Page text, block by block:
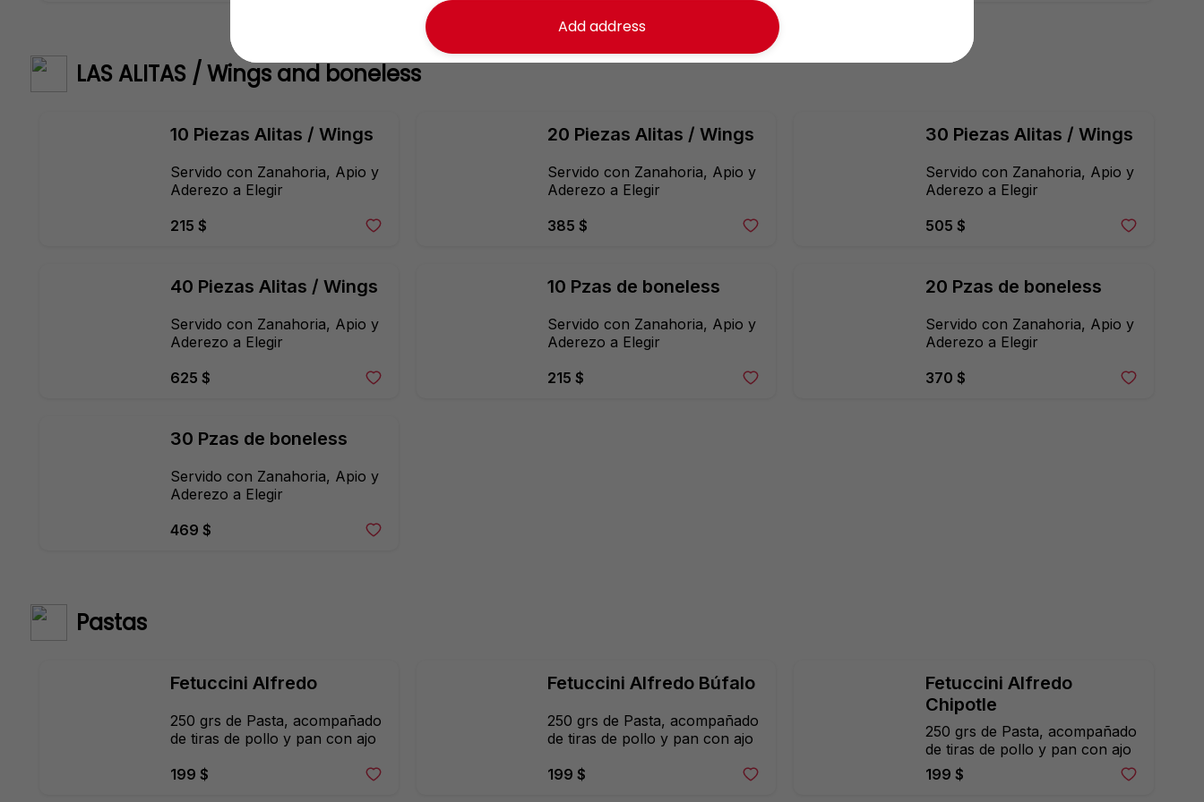
LAS ALITAS / Wings and boneless
10 Piezas Alitas / Wings
Servido con Zanahoria, Apio y
Aderezo a Elegir
215 $
20 Piezas Alitas / Wings
Servido con Zanahoria, Apio y
Aderezo a Elegir
385 $
30 Piezas Alitas / Wings
Servido con Zanahoria, Apio y
Aderezo a Elegir
505 $
40 Piezas Alitas / Wings
Servido con Zanahoria, Apio y
Aderezo a Elegir
625 $
10 Pzas de boneless
Servido con Zanahoria, Apio y
Aderezo a Elegir
215 $
20 Pzas de boneless
Servido con Zanahoria, Apio y
Aderezo a Elegir
370 $
30 Pzas de boneless
Servido con Zanahoria, Apio y
Aderezo a Elegir
469 $
Pastas
Fetuccini Alfredo
250 grs de Pasta, acompañado
de tiras de pollo y pan con ajo
199 $
Fetuccini Alfredo Búfalo
250 grs de Pasta, acompañado
de tiras de pollo y pan con ajo
199 $
Fetuccini Alfredo
Chipotle
250 grs de Pasta, acompañado
de tiras de pollo y pan con ajo
199 $
Add address